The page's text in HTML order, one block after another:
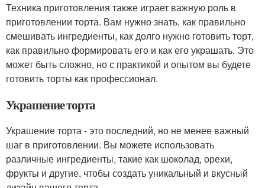
Техника приготовления также играет важную роль в
приготовлении торта. Вам нужно знать, как правильно
смешивать ингредиенты, как долго нужно готовить торт,
как правильно формировать его и как его украшать. Это
может быть сложно, но с практикой и опытом вы будете
готовить торты как профессионал.
Украшение торта
Украшение торта - это последний, но не менее важный
шаг в приготовлении. Вы можете использовать
различные ингредиенты, такие как шоколад, орехи,
фрукты и другие, чтобы создать уникальный и вкусный